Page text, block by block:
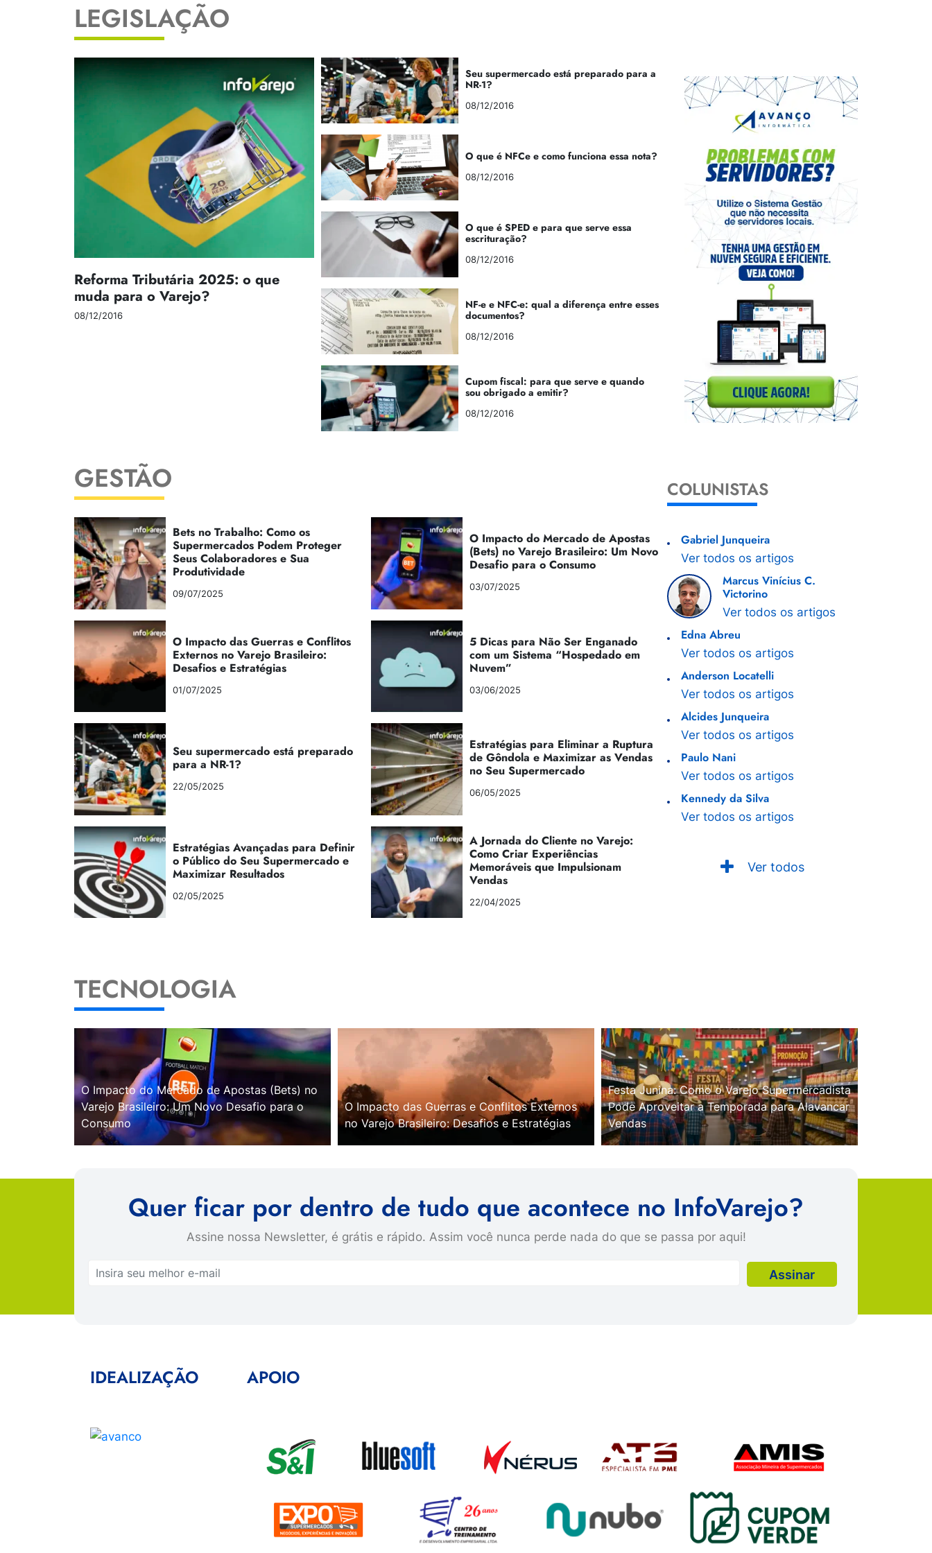
LEGISLAÇÃO
Reforma Tributária 2025: o que
muda para o Varejo?
08/12/2016
Seu supermercado está preparado para a
NR-1?
08/12/2016
O que é NFCe e como funciona essa nota?
08/12/2016
O que é SPED e para que serve essa
escrituração?
08/12/2016
NF-e e NFC-e: qual a diferença entre esses
documentos?
08/12/2016
Cupom fiscal: para que serve e quando
sou obrigado a emitir?
08/12/2016
GESTÃO
Bets no Trabalho: Como os
Supermercados Podem Proteger
Seus Colaboradores e Sua
Produtividade
09/07/2025
O Impacto do Mercado de Apostas
(Bets) no Varejo Brasileiro: Um Novo
Desafio para o Consumo
03/07/2025
O Impacto das Guerras e Conflitos
Externos no Varejo Brasileiro:
Desafios e Estratégias
01/07/2025
5 Dicas para Não Ser Enganado
com um Sistema “Hospedado em
Nuvem”
03/06/2025
Seu supermercado está preparado
para a NR-1?
22/05/2025
Estratégias para Eliminar a Ruptura
de Gôndola e Maximizar as Vendas
no Seu Supermercado
06/05/2025
Estratégias Avançadas para Definir
o Público do Seu Supermercado e
Maximizar Resultados
02/05/2025
A Jornada do Cliente no Varejo:
Como Criar Experiências
Memoráveis que Impulsionam
Vendas
22/04/2025
COLUNISTAS
Gabriel Junqueira
Ver todos os artigos
Marcus Vinícius C.
Victorino
Ver todos os artigos
Edna Abreu
Ver todos os artigos
Anderson Locatelli
Ver todos os artigos
Alcides Junqueira
Ver todos os artigos
Paulo Nani
Ver todos os artigos
Kennedy da Silva
Ver todos os artigos
Ver todos
TECNOLOGIA
O Impacto do Mercado de Apostas (Bets) no
Varejo Brasileiro: Um Novo Desafio para o
Consumo
O Impacto das Guerras e Conflitos Externos
no Varejo Brasileiro: Desafios e Estratégias
Festa Junina: Como o Varejo Supermercadista
Pode Aproveitar a Temporada para Alavancar
Vendas
Quer ficar por dentro de tudo que acontece no InfoVarejo?
Assine nossa Newsletter, é grátis e rápido. Assim você nunca perde nada do que se passa por aqui!
IDEALIZAÇÃO APOIO